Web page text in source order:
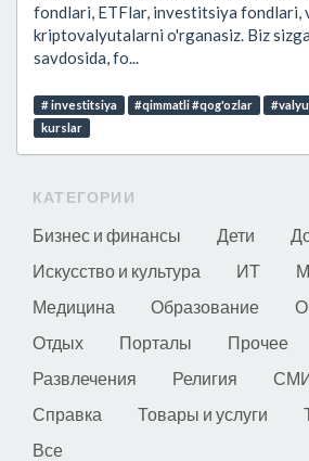
fondlari, ETFlar, investitsiya fondlari,
kriptovalyutalarni o'rganasiz. Biz
savdosida, fo...
# investitsiya #qimmatli #qog'ozlar
kurslar
КАТЕГОРИИ
Бизнес и финансы Дети
Искусство и культура
ИТ
Медицина
Образование
Отдых
Порталы Прочее
Развлечения
Религия
Справка
Товары и услуги
Все